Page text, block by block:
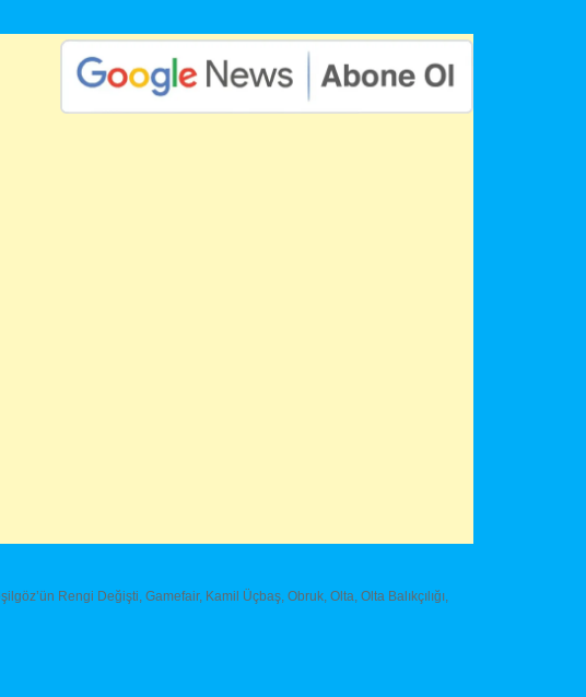
Rengi Değişti Gamefair, Kamil Üçbaş Obruk Olta Olta Balıkçılığı